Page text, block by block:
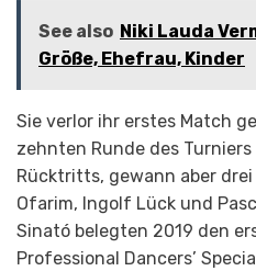
See also Niki Lauda
Größe, Ehefrau, Kinder
Sie verlor ihr erstes Match
zehnten Runde des
Rücktritts, gewann aber drei
Ofarim, Ingolf Lück und
Sinató belegten 2019 den
Professional Dancers’